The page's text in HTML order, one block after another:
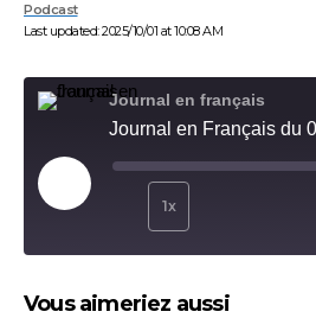
Last updated: 2025/10/01 at 10:08 AM
Podcast
Journal en français
Journal en Français du
Play Episode 1x
SHARE
Vous aimeriez aussi